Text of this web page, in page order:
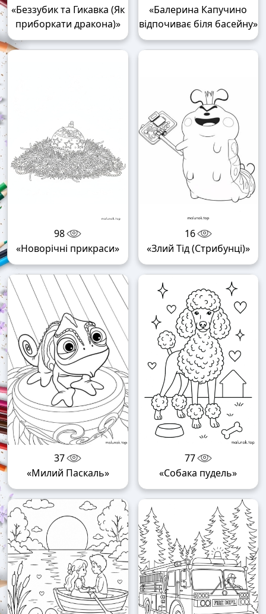
«Беззубик та Гикавка (Як
приборкати дракона)»
«Балерина Капучино
відпочиває біля басейну»
98
«Новорічні прикраси»
16
«Злий Тід (Стрибунці)»
37
«Милий Паскаль»
77
«Собака пудель»